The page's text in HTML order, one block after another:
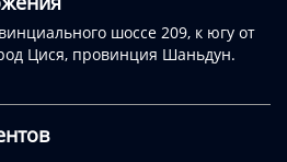
шоссе 209, к югу от
Цися, провинция Шаньдун.